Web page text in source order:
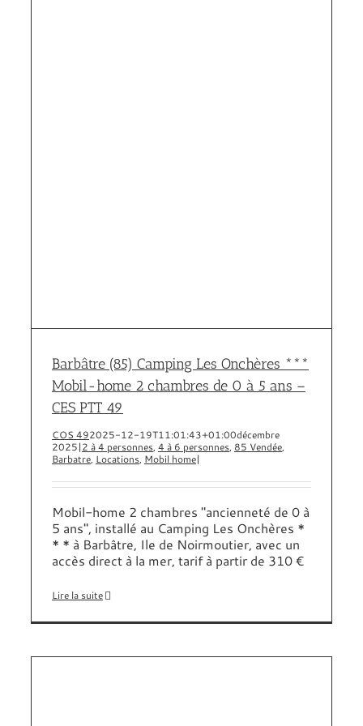
Barbâtre (85) Camping Les Onchères ***
Mobil-home 2 chambres de 0 à 5 ans –
CES PTT 49
COS 492025-12-19T11:01:43+01:00décembre
2025|2 à 4 personnes, 4 à 6 personnes, 85 Vendée,
Barbatre, Locations, Mobil home|
Mobil-home 2 chambres "ancienneté de 0 à
5 ans", installé au Camping Les Onchères *
* * à Barbâtre, Ile de Noirmoutier, avec un
accès direct à la mer, tarif à partir de 310 €
Lire la suite